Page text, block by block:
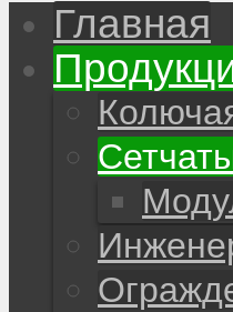
Главная